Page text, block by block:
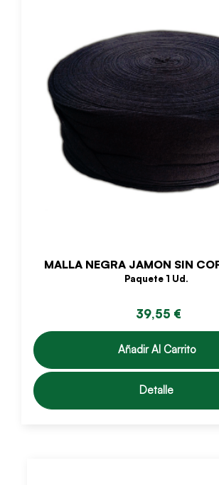
MALLA NEGRA JAMON SIN
Paquete 1 Ud.
39,55 €
Añadir Al Carrito
Detalle